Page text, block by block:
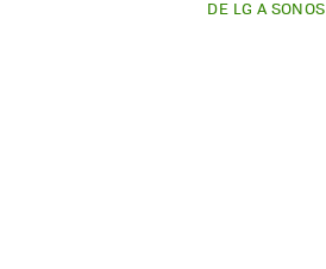
DE LG A SONOS